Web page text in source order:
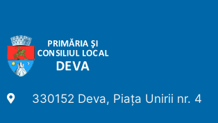
330152 Deva, Piața Unirii nr. 4